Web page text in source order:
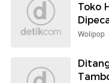
Toko
Wolipop